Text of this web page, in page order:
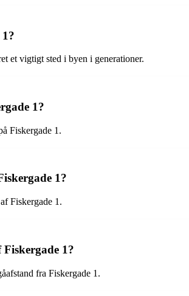
et vigtigt sted i byen i generationer.
1?
Fiskergade 1.
1?
Fiskergade 1.
1?
fra Fiskergade 1.